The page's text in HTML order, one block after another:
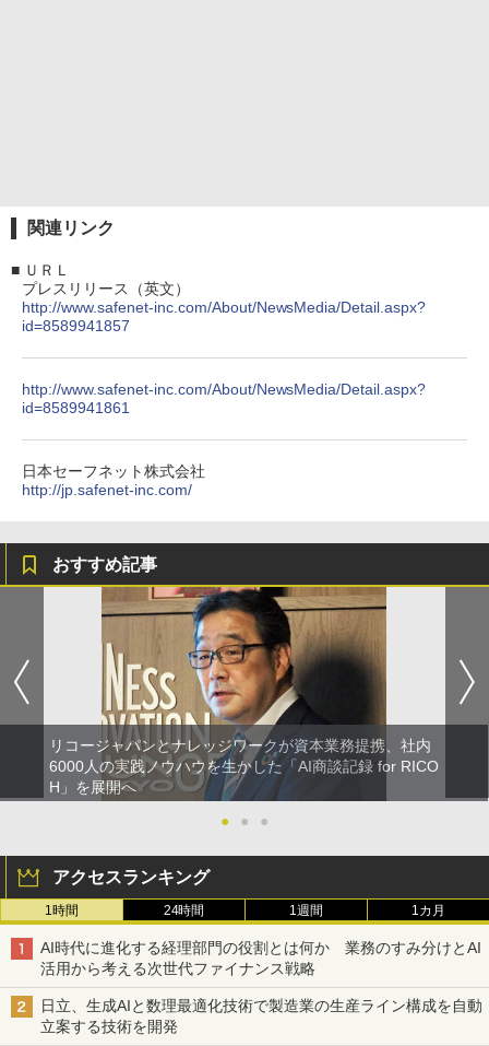
関連リンク
■ ＵＲＬ
プレスリリース（英文）
http://www.safenet-inc.com/About/NewsMedia/Detail.aspx?
id=8589941857
http://www.safenet-inc.com/About/NewsMedia/Detail.aspx?
id=8589941861
日本セーフネット株式会社
http://jp.safenet-inc.com/
おすすめ記事
リコージャパンとナレッジワークが資本業務提携、社内
6000人の実践ノウハウを生かした「AI商談記録 for RICO
H」を展開へ
●
● ●
アクセスランキング
1時間 24時間 1週間 1カ月
AI時代に進化する経理部門の役割とは何か 業務のすみ分けとAI
活用から考える次世代ファイナンス戦略
日立、生成AIと数理最適化技術で製造業の生産ライン構成を自動
立案する技術を開発